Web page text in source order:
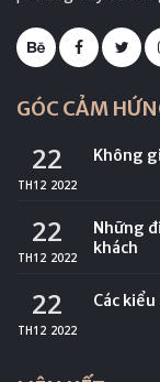
GÓC CẢM
22
TH12 2022
Không
22
TH12 2022
Những
khách
22
TH12 2022
Các